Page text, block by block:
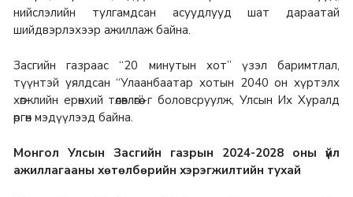
нийслэлийн тулгамдсан асуудлууд шат дараатай
шийдвэрлэхээр ажиллаж байна.
Засгийн газраас “20 минутын хот” үзэл баримтлал,
түүнтэй уялдсан “Улаанбаатар хотын 2040 он хүртэлх
хөгжлийн ерөнхий төлөвлөгөө”-г боловсруулж, Улсын Их Хуралд
өргөн мэдүүлээд байна.
Монгол Улсын Засгийн газрын 2024-2028 оны үйл
ажиллагааны хөтөлбөрийн хэрэгжилтийн тухай